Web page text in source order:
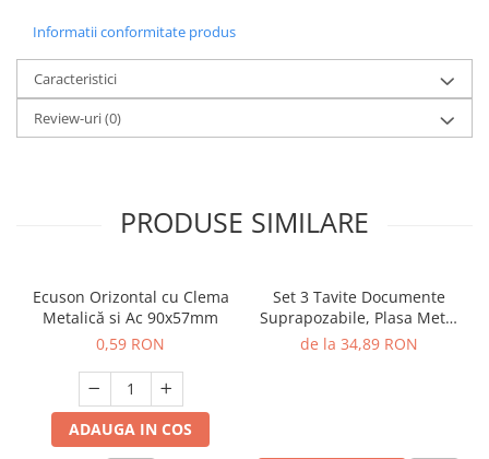
Informatii conformitate produs
Caracteristici
Review-uri(0)
PRODUSE SIMILARE
Ecuson Orizontal cu Clema
Metalică si Ac 90x57mm
0,59 RON
ADAUGA IN COS
Set 3 Tavite Documente
Suprapozabile, Plasa Metal
Eher
de la 34,89 RON